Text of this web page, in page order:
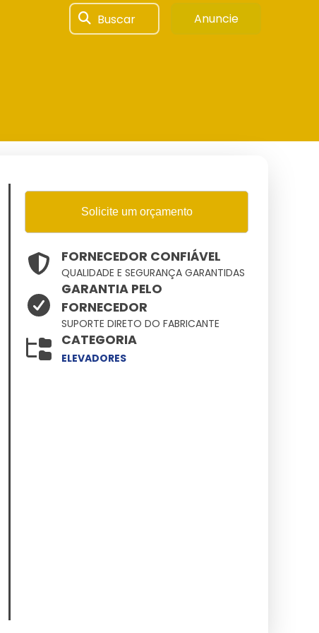
Buscar Anuncie
Solicite um orçamento
FORNECEDOR CONFIÁVEL
QUALIDADE E SEGURANÇA GARANTIDAS
GARANTIA PELO
FORNECEDOR
SUPORTE DIRETO DO FABRICANTE
CATEGORIA
ELEVADORES